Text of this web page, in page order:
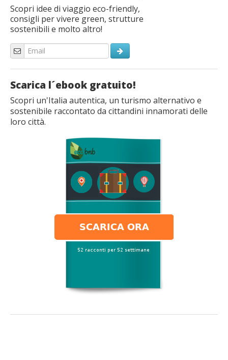
Scopri idee di viaggio eco-friendly,
consigli per vivere green, strutture
sostenibili e molto altro!
Scarica l´ebook gratuito!
Scopri un'Italia autentica, un turismo alternativo e
sostenibile raccontato da cittandini innamorati delle
loro città.